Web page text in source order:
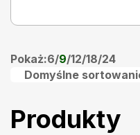
Pokaż:6/9/12/18/24
Produkty